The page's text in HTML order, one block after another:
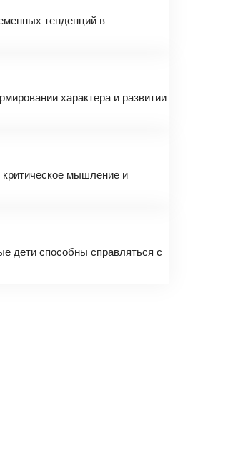
тенденций в
характера и развитии
критическое мышление и
дети способны справляться с